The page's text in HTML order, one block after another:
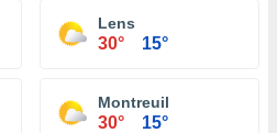
Lens
30° 15°
Montreuil
30° 15°